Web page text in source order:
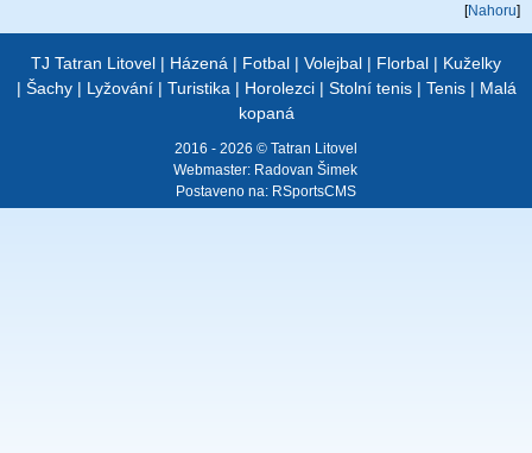
[Nahoru]
TJ Tatran Litovel | Házená | Fotbal | Volejbal | Florbal | Kuželky
| Šachy| Lyžování| Turistika | Horolezci| Stolní tenis| Tenis| Malá
kopaná
2016 - 2026 © Tatran Litovel
Webmaster: Radovan Šimek
Postaveno na: RSportsCMS